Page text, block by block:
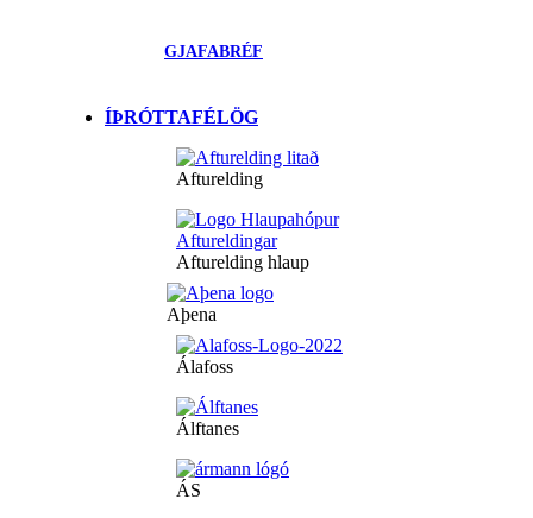
GJAFABRÉF
ÍÞRÓTTAFÉLÖG
Afturelding
Afturelding hlaup
Aþena
Álafoss
Álftanes
ÁS